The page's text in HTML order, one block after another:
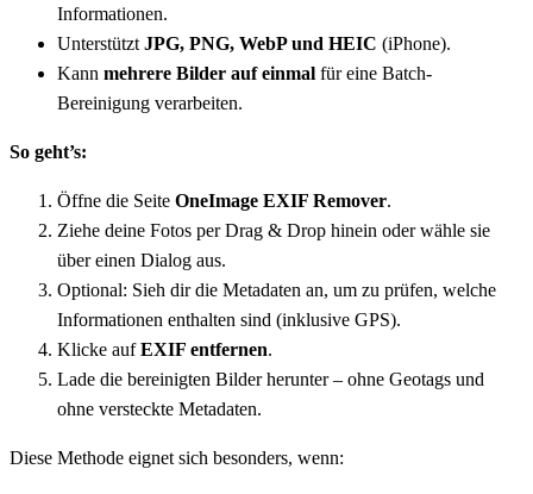
Informationen.
Unterstützt JPG, PNG, WebP und HEIC (iPhone).
Kann mehrere Bilder auf einmal für eine Batch-
Bereinigung verarbeiten.
So geht’s:
Öffne die Seite OneImage EXIF Remover.
Ziehe deine Fotos per Drag & Drop hinein oder wähle sie
über einen Dialog aus.
Optional: Sieh dir die Metadaten an, um zu prüfen, welche
Informationen enthalten sind (inklusive GPS).
Klicke aufEXIF entfernen.
Lade die bereinigten Bilder herunter – ohne Geotags und
ohne versteckte Metadaten.
Diese Methode eignet sich besonders, wenn: